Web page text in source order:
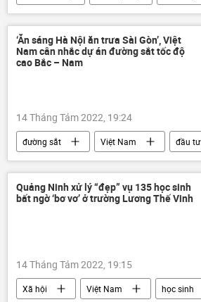
Trung Quốc
Thế giới
‘Ăn sáng Hà Nội ăn trưa Sài Gòn’, Việt
Nam cân nhắc dự án đường sắt tốc độ
cao Bắc – Nam
14 Tháng Tám 2022, 19:24
đường sắt Việt Nam
đầu tư
Kinh tế
Quảng Ninh xử lý “đẹp” vụ 135 học sinh
bất ngờ ‘bơ vơ’ ở trường Lương Thế Vinh
14 Tháng Tám 2022, 19:15
Xã hội Việt Nam học sinh